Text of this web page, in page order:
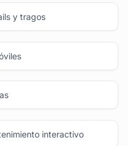
y tragos
interactivo